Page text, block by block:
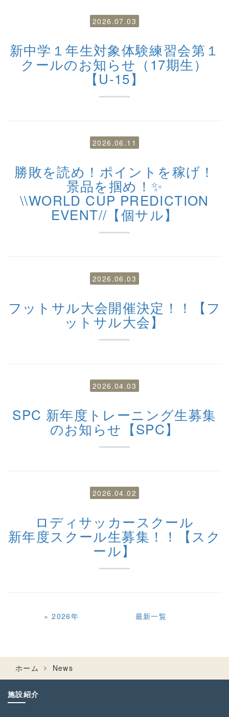
2026.07.03
新中学１年生対象体験練習会第１
クールのお知らせ（17期生）
【U-15】
2026.06.11
勝敗を読め！ポイントを稼げ！
景品を掴め！✨️
\\WORLD CUP PREDICTION
EVENT//【個サル】
2026.06.03
フットサル大会開催決定！！【フ
ットサル大会】
2026.04.03
SPC 新年度トレーニング生募集
のお知らせ【SPC】
2026.04.02
ロディサッカースクール
新年度スクール生募集！！【スク
ール】
«2026年 最新一覧
ホーム News
施設紹介